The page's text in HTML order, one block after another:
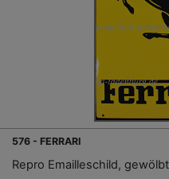
576 - FERRARI
Repro Emailleschild,